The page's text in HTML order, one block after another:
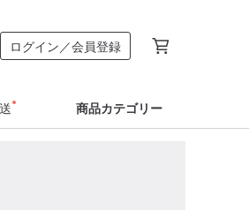
ログイン／会員登録
商品カテゴリー